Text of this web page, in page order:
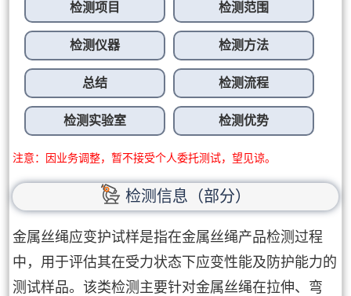
检测项目 检测范围
检测仪器 检测方法
总结 检测流程
检测实验室 检测优势
注意：因业务调整，暂不接受个人委托测试，望见谅。
检测信息（部分）
金属丝绳应变护试样是指在金属丝绳产品检测过程
中，用于评估其在受力状态下应变性能及防护能力的
测试样品。该类检测主要针对金属丝绳在拉伸、弯